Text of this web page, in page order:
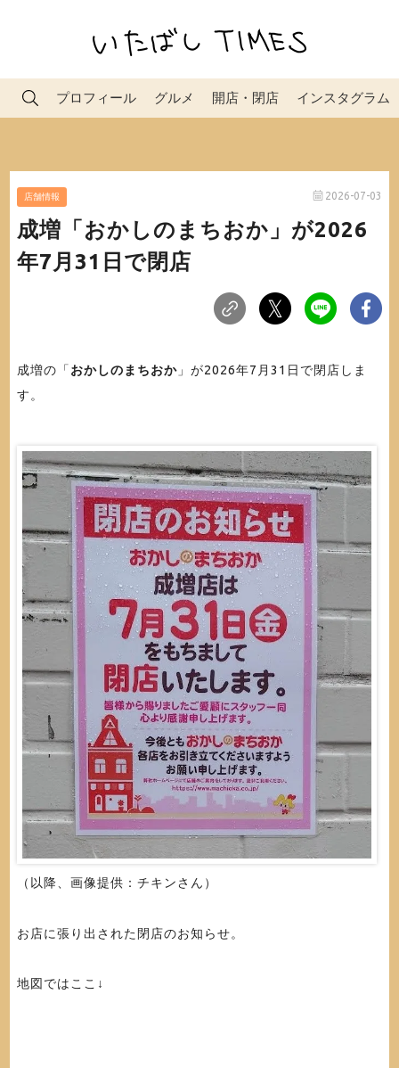
プロフィール グルメ 開店・閉店 インスタグラム
店舗情報 2026-07-03
成増「おかしのまちおか」が2026
年7月31日で閉店
成増の「 おかしのまちおか」が2026年7月31日で閉店しま
す。
（以降、画像提供：チキンさん）
お店に張り出された閉店のお知らせ。
地図ではここ↓